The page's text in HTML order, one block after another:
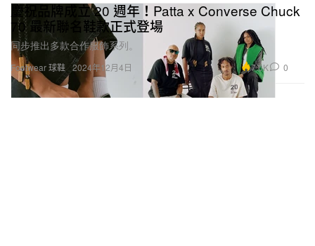
Footwear 球鞋
慶祝品牌成立 20 週年！Patta x Converse Chuck
70 最新聯名鞋款正式登場
同步推出多款合作服飾系列。
2024年12月4日 7.0K 0